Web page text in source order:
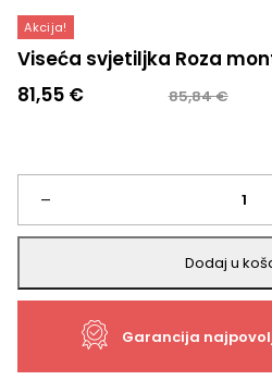
Akcija!
Viseća svjetiljka Roza
85,84€
Izvorna
je:
85,84 €.
81,55 €
Trenutna
81,55 €.
–
Viseća
svjetiljka
Roza
montessori
Dodaj u
Garancija